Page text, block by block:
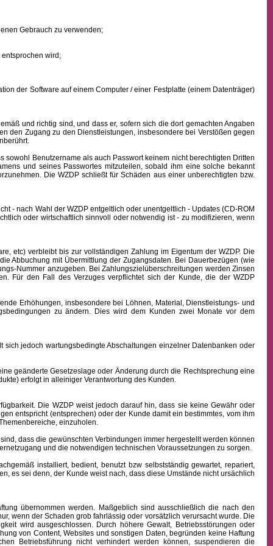
Gebrauch zu verwenden;
wird;
der Software auf einem Computer / einer Festplatte (einem Datenträger)
und richtig sind, und dass er, sofern sich die dort gemachten Angaben
den Zugang zu den Dienstleistungen, insbesondere bei Verstößen gegen
sowohl
Benutzername als auch Passwort keinem nicht berechtigten Dritten
und seines Passwortes mitzuteilen, sobald ihm eine solche bekannt
Die WZDP schließt für Schäden aus einer unberechtigten bzw.
nach Wahl der WZDP entgeltlich oder unentgeltlich - Updates (CD-ROM
oder wirtschaftlich sinnvoll oder notwendig ist - zu modifizieren, wenn
verbleibt bis zur vollständigen Zahlung im Eigentum der WZDP. Die
Abbuchung mit Übermittlung der Zugangsdaten. Bei Dauerbezügen (wie
Nummer anzugeben. Bei Zahlungszielüberschreitungen werden Zinsen
Für den Fall des Verzuges verpflichtet sich der Kunde, die der WZDP
Erhöhungen, insbesondere bei Löhnen, Material, Dienstleistungs- und
zu ändern. Dies wird dem Kunden zwei Monate vor dem
jedoch wartungsbedingte Abschaltungen einzelner Datenbanken oder
geänderte Gesetzeslage oder Änderung durch die Rechtsprechung eine
erfolgt in alleiniger Verantwortung des Kunden.
Die WZDP weist jedoch darauf hin, dass sie keine Gewähr oder
entspricht (entsprechen) oder der Kunde damit ein bestimmtes, vom ihm
einzuholen.
dass die gewünschten Verbindungen immer hergestellt werden können
und die notwendigen technischen Voraussetzungen zu sorgen.
installiert, bedient, benutzt bzw selbstständig gewartet, repariert,
es sei denn, der Kunde weist nach, dass diese Umstände nicht ursächlich
übernommen werden. Maßgeblich sind ausschließlich die nach den
wenn der Schaden grob fahrlässig oder vorsätzlich verursacht wurde. Die
wird ausgeschlossen. Durch höhere Gewalt, Betriebsstörungen oder
von Content, Websites und sonstigen Daten, begründen keine Haftung
Betriebsführung nicht verhindert werden können, suspendieren die